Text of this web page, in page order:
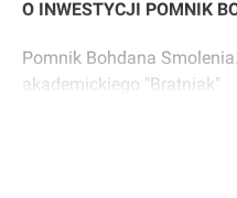
O INWESTYCJI POMNIK
Pomnik Bohdana
akademickiego "Bratniak"
Kraków, Śródmieście, ulica